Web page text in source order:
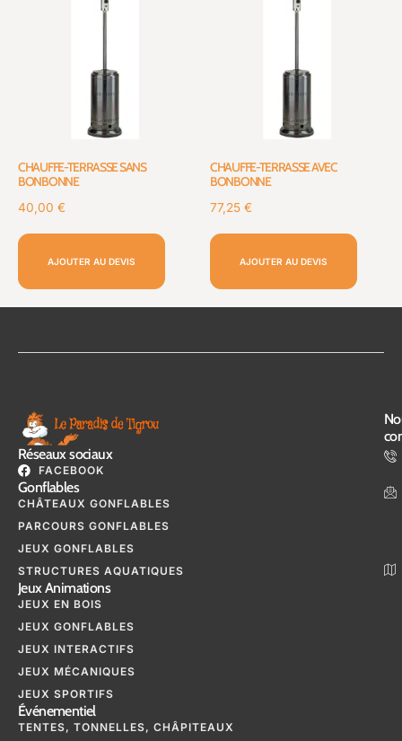
CHAUFFE-TERRASSE SANS
BONBONNE
40,00 €
AJOUTER AU DEVIS
CHAUFFE-TERRASSE AVEC
BONBONNE
77,25 €
AJOUTER AU DEVIS
Réseaux sociaux
FACEBOOK
Gonflables
CHÂTEAUX GONFLABLES
PARCOURS GONFLABLES
JEUX GONFLABLES
STRUCTURES AQUATIQUES
Jeux Animations
JEUX EN BOIS
JEUX GONFLABLES
JEUX INTERACTIFS
JEUX MÉCANIQUES
JEUX SPORTIFS
Événementiel
TENTES, TONNELLES, CHÂPITEAUX